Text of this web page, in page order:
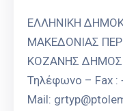
ΕΛΛΗΝΙΚΗ
ΜΑΚΕΔΟΝΙΑΣ
ΚΟΖΑΝΗΣ ΔΗΜΟΣ
Τηλέφωνο – Fax :
Mail: